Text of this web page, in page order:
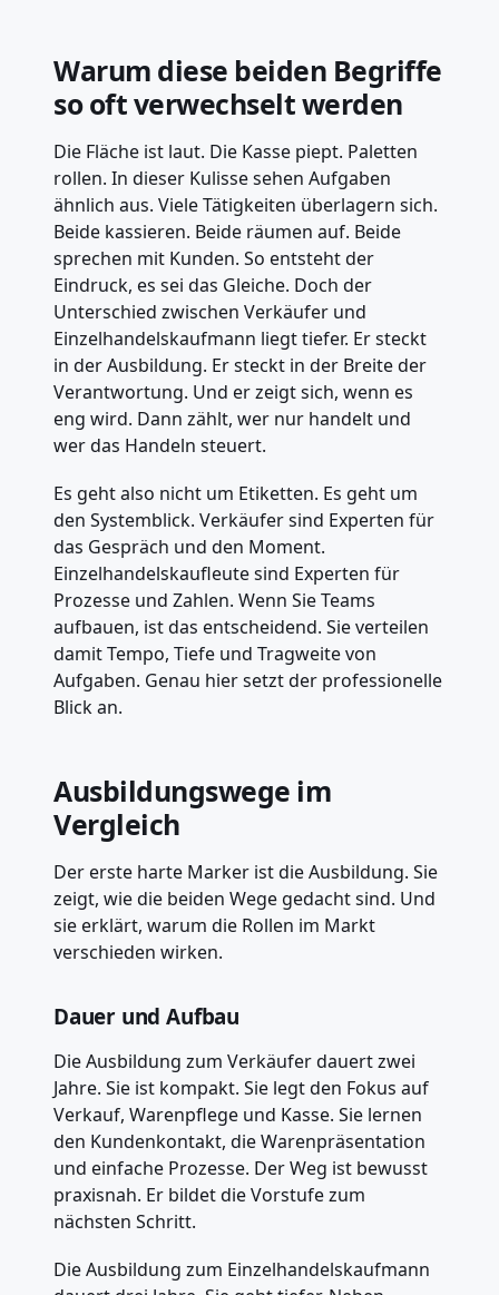
Warum diese beiden Begriffe
so oft verwechselt werden
Die Fläche ist laut. Die Kasse piept. Paletten
rollen. In dieser Kulisse sehen Aufgaben
ähnlich aus. Viele Tätigkeiten überlagern sich.
Beide kassieren. Beide räumen auf. Beide
sprechen mit Kunden. So entsteht der
Eindruck, es sei das Gleiche. Doch der
Unterschied zwischen Verkäufer und
Einzelhandelskaufmann liegt tiefer. Er steckt
in der Ausbildung. Er steckt in der Breite der
Verantwortung. Und er zeigt sich, wenn es
eng wird. Dann zählt, wer nur handelt und
wer das Handeln steuert.
Es geht also nicht um Etiketten. Es geht um
den Systemblick. Verkäufer sind Experten für
das Gespräch und den Moment.
Einzelhandelskaufleute sind Experten für
Prozesse und Zahlen. Wenn Sie Teams
aufbauen, ist das entscheidend. Sie verteilen
damit Tempo, Tiefe und Tragweite von
Aufgaben. Genau hier setzt der professionelle
Blick an.
Ausbildungswege im
Vergleich
Der erste harte Marker ist die Ausbildung. Sie
zeigt, wie die beiden Wege gedacht sind. Und
sie erklärt, warum die Rollen im Markt
verschieden wirken.
Dauer und Aufbau
Die Ausbildung zum Verkäufer dauert zwei
Jahre. Sie ist kompakt. Sie legt den Fokus auf
Verkauf, Warenpflege und Kasse. Sie lernen
den Kundenkontakt, die Warenpräsentation
und einfache Prozesse. Der Weg ist bewusst
praxisnah. Er bildet die Vorstufe zum
nächsten Schritt.
Die Ausbildung zum Einzelhandelskaufmann